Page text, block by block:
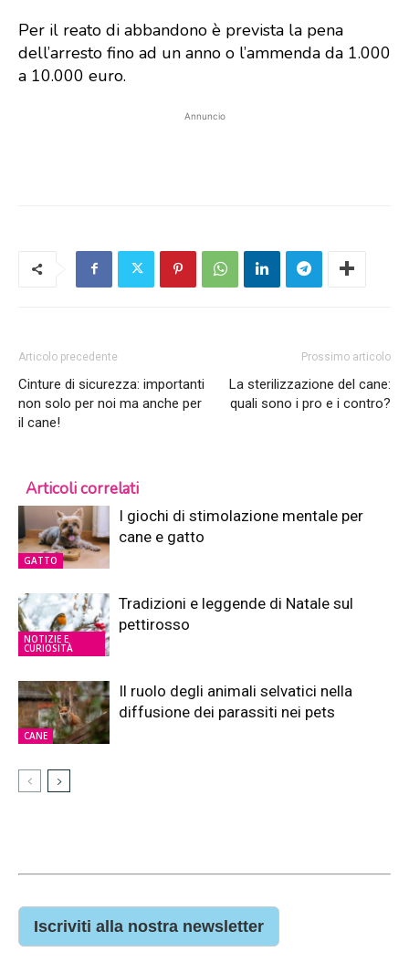
Per il reato di abbandono è prevista la pena
dell’arresto fino ad un anno o l’ammenda da 1.000
a 10.000 euro.
Annuncio
Articolo precedente
Cinture di sicurezza: importanti
non solo per noi ma anche per
il cane!
Prossimo articolo
La sterilizzazione del cane:
quali sono i pro e i contro?
Articoli correlati
GATTO
I giochi di stimolazione mentale per
cane e gatto
NOTIZIE E
CURIOSITÀ
Tradizioni e leggende di Natale sul
pettirosso
CANE
Il ruolo degli animali selvatici nella
diffusione dei parassiti nei pets
Iscriviti alla nostra newsletter